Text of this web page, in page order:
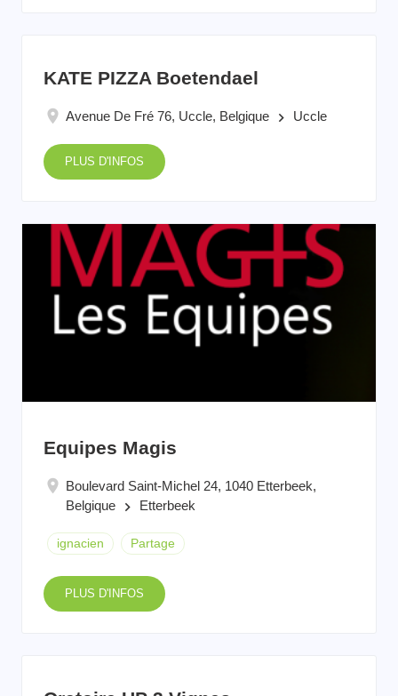
KATE PIZZA Boetendael
Avenue De Fré 76, Uccle, Belgique keyboard_arrow_right Uccle
PLUS D'INFOS
Equipes Magis
Boulevard Saint-Michel 24, 1040 Etterbeek,
Belgique
keyboard_arrow_right Etterbeek
ignacien Partage
PLUS D'INFOS